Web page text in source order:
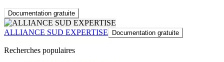
Documentation gratuite
ALLIANCE SUD EXPERTISE Documentation gratuite
Recherches populaires